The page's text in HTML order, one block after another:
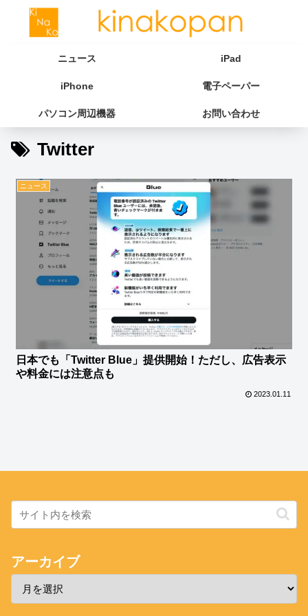
ニュース iPad
iPhone 電子ペーパー
パソコン周辺機器 お問い合わせ
Twitter
ニュース
日本でも「Twitter Blue」提供開始！ただし、広告表示
や料金には注意点も
2023.01.11
アーカイブ